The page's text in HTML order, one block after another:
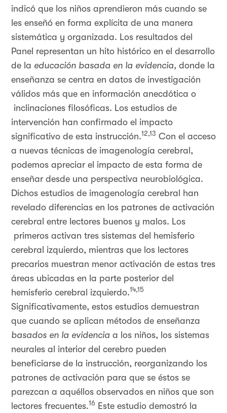
indicó que los niños aprendieron más cuando se
les enseñó en forma explícita de una manera
sistemática y organizada. Los resultados del
Panel representan un hito histórico en el desarrollo
de la educación basada en la evidencia, donde la
enseñanza se centra en datos de investigación
válidos más que en información anecdótica o
inclinaciones filosóficas. Los estudios de
intervención han confirmado el impacto
significativo de esta instrucción.12,13 Con el acceso
a nuevas técnicas de imagenología cerebral,
podemos apreciar el impacto de esta forma de
enseñar desde una perspectiva neurobiológica.
Dichos estudios de imagenología cerebral han
revelado diferencias en los patrones de activación
cerebral entre lectores buenos y malos. Los
primeros activan tres sistemas del hemisferio
cerebral izquierdo, mientras que los lectores
precarios muestran menor activación de estas tres
áreas ubicadas en la parte posterior del
hemisferio cerebral izquierdo.14,15
Significativamente, estos estudios demuestran
que cuando se aplican métodos de enseñanza
basados en la evidencia a los niños, los sistemas
neurales al interior del cerebro pueden
beneficiarse de la instrucción, reorganizando los
patrones de activación para que se éstos se
parezcan a aquéllos observados en niños que son
lectores frecuentes.16 Este estudio demostró la